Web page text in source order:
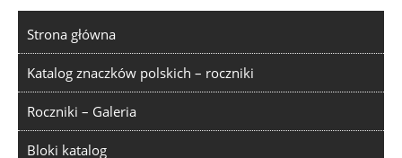
Strona główna
Katalog znaczków polskich – roczniki
Roczniki – Galeria
Bloki katalog